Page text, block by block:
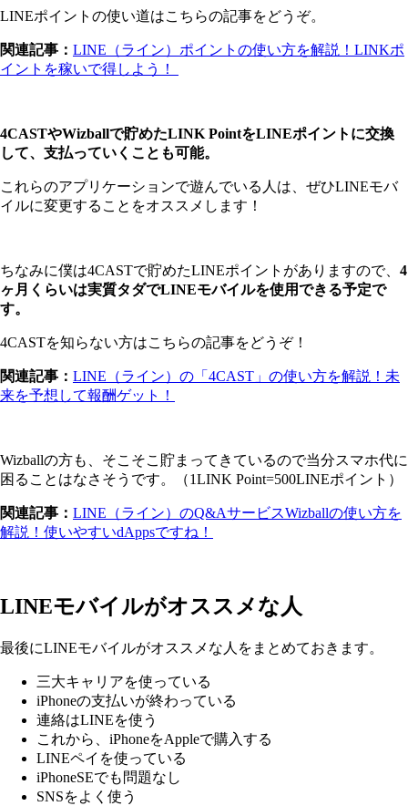
LINEポイントの使い道はこちらの記事をどうぞ。
関連記事： LINE（ライン）ポイントの使い方を解説！LINKポ
イントを稼いで得しよう！
4CASTやWizballで貯めたLINK PointをLINEポイントに交換
して、支払っていくことも可能。
これらのアプリケーションで遊んでいる人は、ぜひLINEモバ
イルに変更することをオススメします！
ちなみに僕は4CASTで貯めたLINEポイントがありますので、 4
ヶ月くらいは実質タダでLINEモバイルを使用できる予定で
す。
4CASTを知らない方はこちらの記事をどうぞ！
関連記事： LINE（ライン）の「4CAST」の使い方を解説！未
来を予想して報酬ゲット！
Wizballの方も、そこそこ貯まってきているので当分スマホ代に
困ることはなさそうです。（1LINK Point=500LINEポイント）
関連記事： LINE（ライン）のQ&AサービスWizballの使い方を
解説！使いやすいdAppsですね！
LINEモバイルがオススメな人
最後にLINEモバイルがオススメな人をまとめておきます。
三大キャリアを使っている
iPhoneの支払いが終わっている
連絡はLINEを使う
これから、iPhoneをAppleで購入する
LINEペイを使っている
iPhoneSEでも問題なし
SNSをよく使う